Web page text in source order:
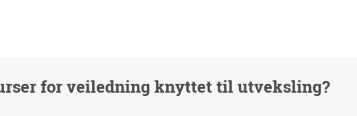
for veiledning knyttet til utveksling?